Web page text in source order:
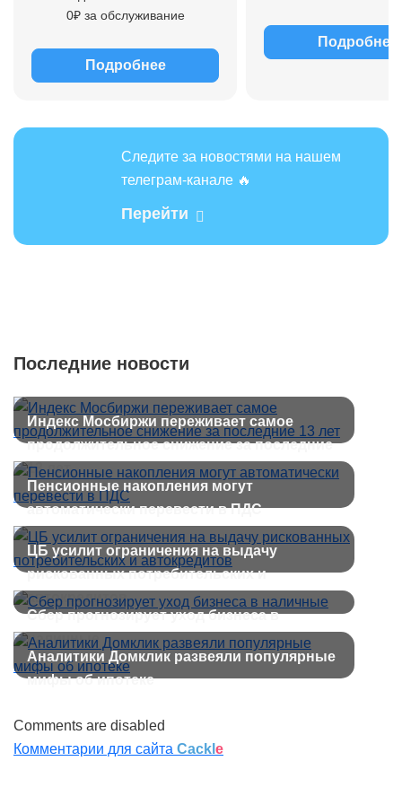
0₽ за обслуживание
Подробнее
Подробнее
Следите за новостями на нашем
телеграм-канале 🔥
Перейти
Последние новости
Индекс Мосбиржи переживает самое
продолжительное снижение за последние
13 лет
Пенсионные накопления могут
автоматически перевести в ПДС
ЦБ усилит ограничения на выдачу
рискованных потребительских и
автокредитов
Сбер прогнозирует уход бизнеса в
наличные
Аналитики Домклик развеяли популярные
мифы об ипотеке
Comments are disabled
Комментарии для сайта Cackl e